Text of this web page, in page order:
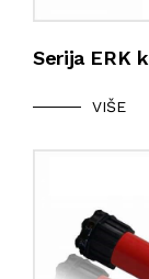
Serija ERK
VIŠE